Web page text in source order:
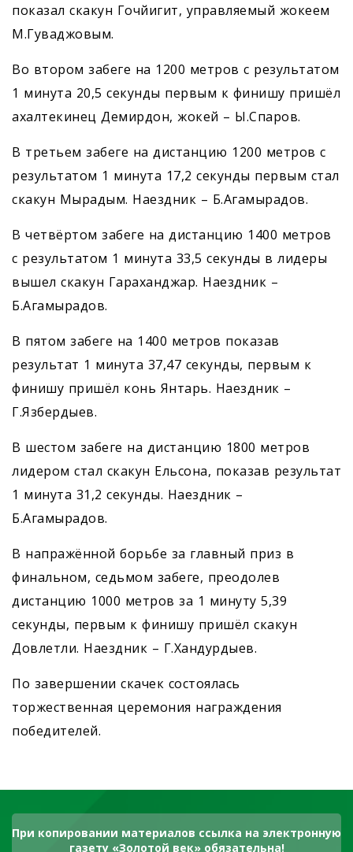
показал скакун Гочйигит, управляемый жокеем
М.Гуваджовым.
Во втором забеге на 1200 метров с результатом
1 минута 20,5 секунды первым к финишу пришёл
ахалтекинец Демирдон, жокей – Ы.Спаров.
В третьем забеге на дистанцию 1200 метров с
результатом 1 минута 17,2 секунды первым стал
скакун Мырадым. Наездник – Б.Агамырадов.
В четвёртом забеге на дистанцию 1400 метров
с результатом 1 минута 33,5 секунды в лидеры
вышел скакун Гараханджар. Наездник –
Б.Агамырадов.
В пятом забеге на 1400 метров показав
результат 1 минута 37,47 секунды, первым к
финишу пришёл конь Янтарь. Наездник –
Г.Язбердыев.
В шестом забеге на дистанцию 1800 метров
лидером стал скакун Ельсона, показав результат
1 минута 31,2 секунды. Наездник –
Б.Агамырадов.
В напражённой борьбе за главный приз в
финальном, седьмом забеге, преодолев
дистанцию 1000 метров за 1 минуту 5,39
секунды, первым к финишу пришёл скакун
Довлетли. Наездник – Г.Хандурдыев.
По завершении скачек состоялась
торжественная церемония награждения
победителей.
При копировании материалов ссылка на электронную
газету «Золотой век» обязательна!